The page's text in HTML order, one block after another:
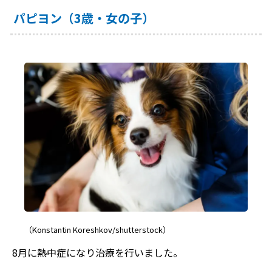
パピヨン（3歳・女の子）
（Konstantin Koreshkov/shutterstock）
8月に熱中症になり治療を行いました。